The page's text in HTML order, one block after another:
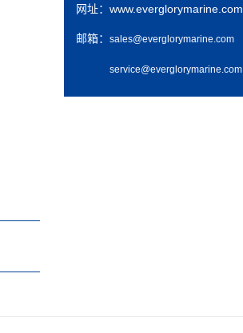
网址： www.everglorymarine.com
邮箱： sales@everglorymarine.com
service@everglorymarine.com